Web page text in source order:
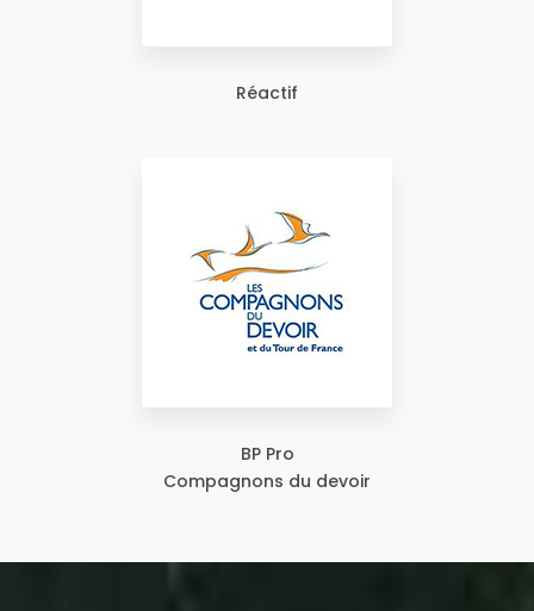
Réactif
BP Pro
Compagnons du devoir